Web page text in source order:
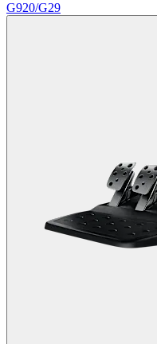
G920/G29